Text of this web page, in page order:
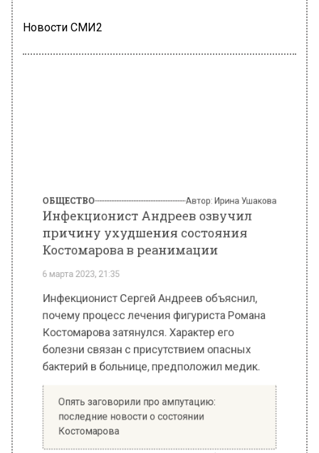
Новости СМИ2
Инфекционист Сергей Андреев объяснил,
почему процесс лечения фигуриста Романа
Костомарова затянулся. Характер его
болезни связан с присутствием опасных
бактерий в больнице, предположил медик.
Опять заговорили про ампутацию:
последние новости о состоянии
Костомарова
Он упомянул, что в реанимации обитают
синегнойная палочка, золотистый
стафилококк и протей мирабилис. Некоторые